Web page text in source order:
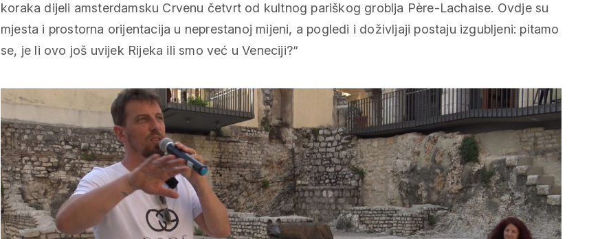
koraka dijeli amsterdamsku Crvenu četvrt od kultnog pariškog groblja Père-Lachaise. Ovdje su
mjesta i prostorna orijentacija u neprestanoj mijeni, a pogledi i doživljaji postaju izgubljeni: pitamo
se, je li ovo još uvijek Rijeka ili smo već u Veneciji?“